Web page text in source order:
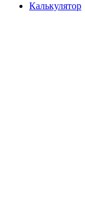
Калькулятор